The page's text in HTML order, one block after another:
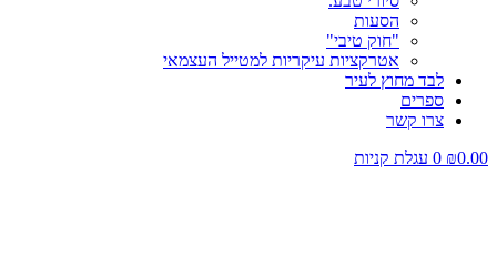
הסעות
"חוק טיבי"
אטרקציות עיקריות למטייל העצמאי
לבד מחוץ לעיר
ספרים
צרו קשר
₪0.00
0 עגלת קניות